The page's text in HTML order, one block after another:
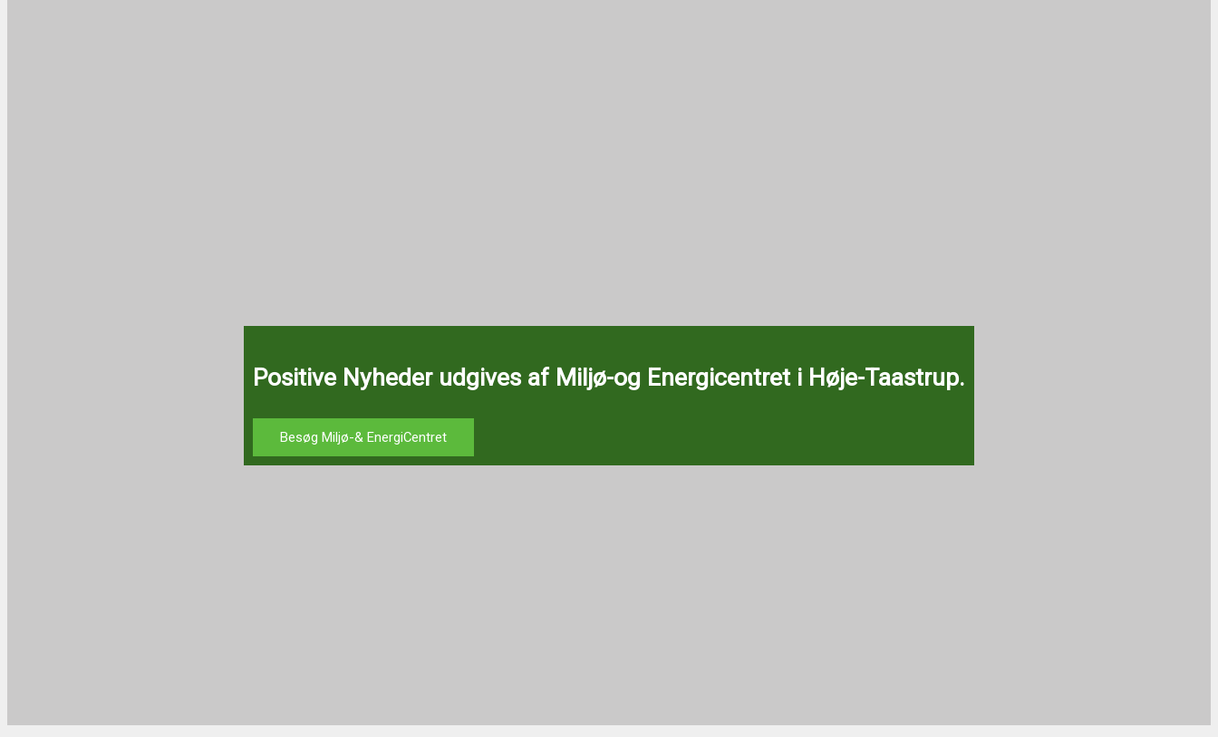
Positive Nyheder udgives af Miljø-og Energicentret i Høje-Taastrup.
Besøg Miljø-& EnergiCentret